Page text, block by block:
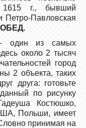
1615 г., бывший
Петро-Павловская
ОБЕД.
один из самых
около 2 тысяч
город
2 объекта, таких
друга: готовьте
по рисунку
Костюшко,
Польши, имеет
принимая на